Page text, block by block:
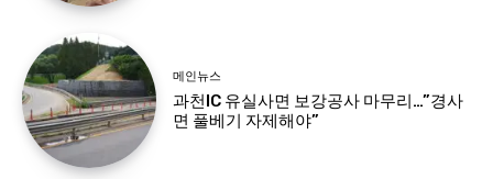
메인뉴스
과천IC 유실사면 보강공사 마무리…”경사
면 풀베기 자제해야”